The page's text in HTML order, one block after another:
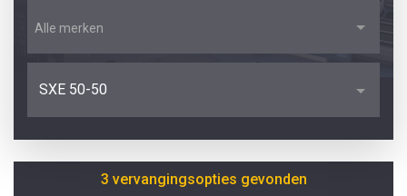
Alle merken
SXE 50-50
3 vervangingsopties gevonden